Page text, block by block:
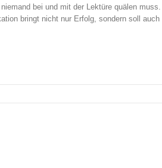
bei und mit der Lektüre quälen
bringt nicht nur Erfolg, sondern soll